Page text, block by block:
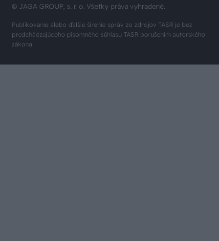
© JAGA GROUP, s. r. o. Všetky práva vyhradené.
Publikovanie alebo ďalšie šírenie správ zo zdrojov TASR je bez
predchádzajúceho písomného súhlasu TASR porušením autorského
zákona.